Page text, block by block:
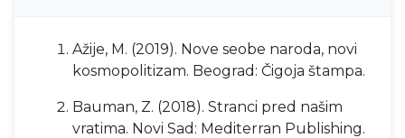
Ažije, M. (2019). Nove seobe naroda, novi
kosmopolitizam. Beograd: Čigoja štampa.
Bauman, Z. (2018). Stranci pred našim
vratima. Novi Sad: Mediterran Publishing.